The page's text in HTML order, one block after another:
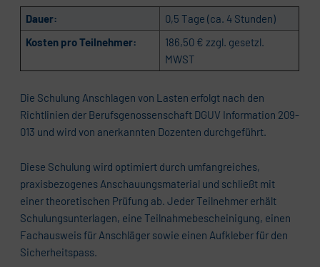
Dauer:
0,5 Tage (ca. 4 Stunden)
Kosten pro Teilnehmer:
186,50 € zzgl. gesetzl.
MWST
Die Schulung Anschlagen von Lasten erfolgt nach den
Richtlinien der Berufsgenossenschaft DGUV Information 209-
013 und wird von anerkannten Dozenten durchgeführt.
Diese Schulung wird optimiert durch umfangreiches,
praxisbezogenes Anschauungsmaterial und schließt mit
einer theoretischen Prüfung ab. Jeder Teilnehmer erhält
Schulungsunterlagen, eine Teilnahmebescheinigung, einen
Fachausweis für Anschläger sowie einen Aufkleber für den
Sicherheitspass.